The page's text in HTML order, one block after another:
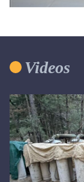
Videos